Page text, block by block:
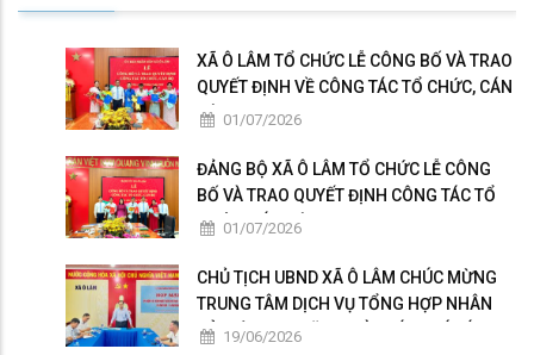
XÃ Ô LÂM TỔ CHỨC LỄ CÔNG BỐ VÀ TRAO
QUYẾT ĐỊNH VỀ CÔNG TÁC TỔ CHỨC, CÁN
BỘ 01/07/2026
ĐẢNG BỘ XÃ Ô LÂM TỔ CHỨC LỄ CÔNG
BỐ VÀ TRAO QUYẾT ĐỊNH CÔNG TÁC TỔ
CHỨC, CÁN BỘ
01/07/2026
CHỦ TỊCH UBND XÃ Ô LÂM CHÚC MỪNG
TRUNG TÂM DỊCH VỤ TỔNG HỢP NHÂN
KỶ NIỆM 101 NĂM NGÀY BÁO CHÍ CÁCH
19/06/2026